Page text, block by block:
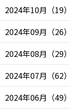
2024年10月 （19）
2024年09月 （26）
2024年08月 （29）
2024年07月 （62）
2024年06月 （49）